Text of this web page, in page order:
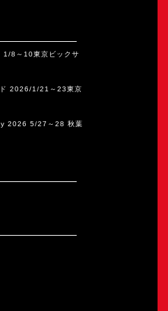
8～10東京ビックサ
ド 2026/1/21～23東京
2026 5/27～28 秋葉